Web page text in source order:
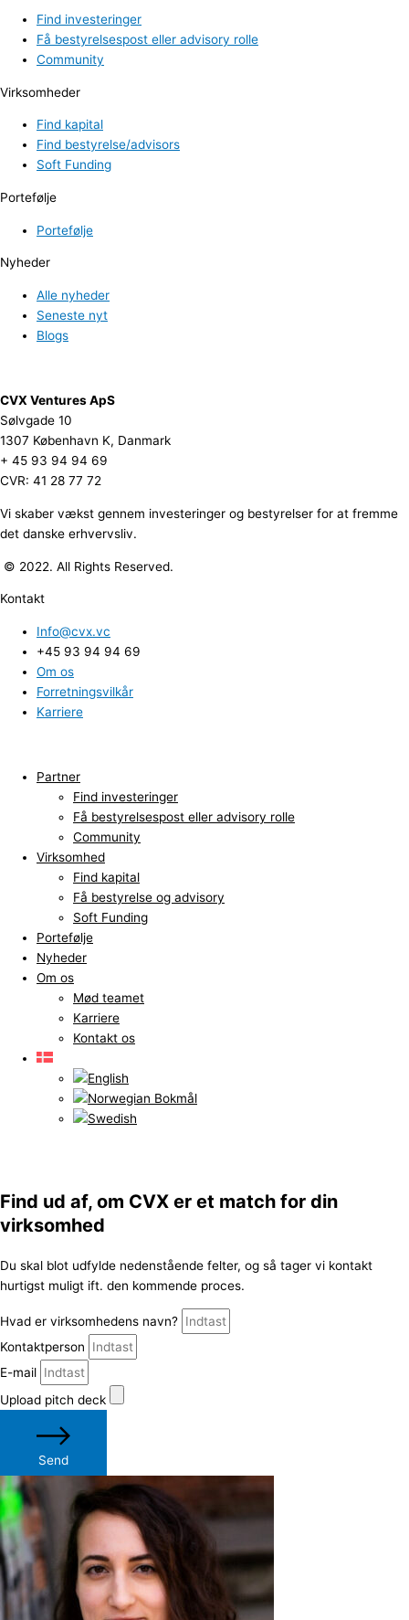
Find investeringer
Få bestyrelsespost eller advisory rolle
Community
Virksomheder
Find kapital
Find bestyrelse/advisors
Soft Funding
Portefølje
Portefølje
Nyheder
Alle nyheder
Seneste nyt
Blogs
CVX Ventures ApS
Sølvgade 10
1307 København K, Danmark
+ 45 93 94 94 69
CVR: 41 28 77 72
Vi skaber vækst gennem investeringer og bestyrelser for at fremme
det danske erhvervsliv.
© 2022. All Rights Reserved.
Kontakt
Info@cvx.vc
+45 93 94 94 69
Om os
Forretningsvilkår
Karriere
Partner
Find investeringer
Få bestyrelsespost eller advisory rolle
Community
Virksomhed
Find kapital
Få bestyrelse og advisory
Soft Funding
Portefølje
Nyheder
Om os
Mød teamet
Karriere
Kontakt os
Find ud af, om CVX er et match for din
virksomhed
Du skal blot udfylde nedenstående felter, og så tager vi kontakt
hurtigst muligt ift. den kommende proces.
Hvad er virksomhedens navn?
Kontaktperson
E-mail
Upload pitch deck
Send